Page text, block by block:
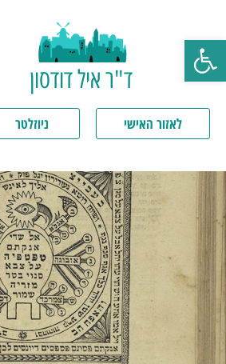
פתח סרגל נגישות
ד"ר איל דודסון
לאזור האישי ניוזלטר